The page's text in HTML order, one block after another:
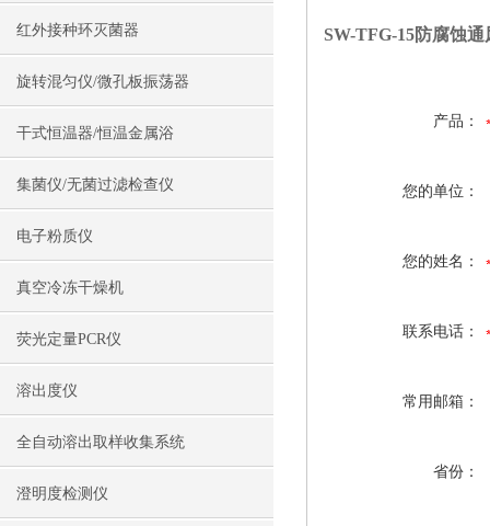
红外接种环灭菌器
旋转混匀仪/微孔板振荡器
干式恒温器/恒温金属浴
集菌仪/无菌过滤检查仪
电子粉质仪
真空冷冻干燥机
荧光定量PCR仪
溶出度仪
全自动溶出取样收集系统
澄明度检测仪
SW-TFG-15防腐蚀通
产品：
您的单位：
您的姓名：
联系电话：
常用邮箱：
省份：